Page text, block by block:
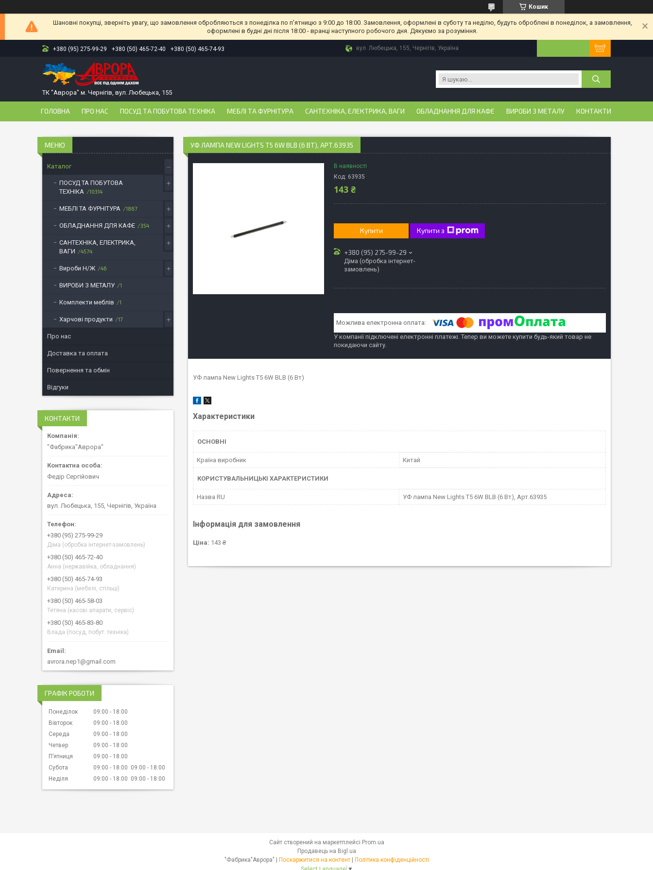
Кошик
Шановні покупці, зверніть увагу, що замовлення обробляються з понеділка по п'ятницю з 9:00 до 18:00. Замовлення, оформлені в суботу та неділю, будуть оброблені в понеділок, а замовлення,
оформлені в будні дні після 18:00 - вранці наступного робочого дня. Дякуємо за розуміння.
+380 (95) 275-99-29 +380 (50) 465-72-40 +380 (50) 465-74-93 вул. Любецька, 155, Чернігів, Україна
ТК "Аврора" м. Чернігів, вул. Любецька, 155
ГОЛОВНА ПРО НАС ПОСУД ТА ПОБУТОВА ТЕХНІКА МЕБЛІ ТА ФУРНІТУРА САНТЕХНІКА, ЕЛЕКТРИКА, ВАГИ ОБЛАДНАННЯ ДЛЯ КАФЕ ВИРОБИ З МЕТАЛУ КОНТАКТИ
УФ ЛАМПА NEW LIGHTS T5 6W BLB (6 ВТ), АРТ.63935
В наявності
Код: 63935
143 ₴
Купити Купити з
+380 (95) 275-99-29
Діма (обробка інтернет-
замовлень)
У компанії підключені електронні платежі. Тепер ви можете купити будь-який товар не
покидаючи сайту.
УФ лампа New Lights T5 6W BLB (6 Вт)
Характеристики
ОСНОВНІ
Країна виробник Китай
КОРИСТУВАЛЬНИЦЬКІ ХАРАКТЕРИСТИКИ
Назва RU УФ лампа New Lights T5 6W BLB (6 Вт), Арт.63935
Інформація для замовлення
Ціна: 143 ₴
Каталог
ПОСУД ТА ПОБУТОВА
ТЕХНІКА
10314
МЕБЛІ ТА ФУРНІТУРА 1867
ОБЛАДНАННЯ ДЛЯ КАФЕ 354
САНТЕХНІКА, ЕЛЕКТРИКА,
ВАГИ
4574
Вироби Н/Ж 46
ВИРОБИ З МЕТАЛУ 1
Комплекти меблів 1
Харчові продукти 17
Про нас
Доставка та оплата
Повернення та обмін
Відгуки
КОНТАКТИ
"Фабрика"Аврора"
Федір Сергійович
вул. Любецька, 155, Чернігів, Україна
+380 (95) 275-99-29
Діма (обробка інтернет-замовлень)
+380 (50) 465-72-40
Анна (нержавійка, обладнання)
+380 (50) 465-74-93
Катерина (мебелі, стільці)
+380 (50) 465-58-03
Тетяна (касові апарати, сервіс)
+380 (50) 465-83-80
Влада (посуд, побут. техніка)
avrora.nep1@gmail.com
ГРАФІК РОБОТИ
Понеділок 09:00
18:00
Вівторок
09:00
18:00
Середа
09:00
18:00
Четвер
09:00
18:00
Пʼятниця
09:00
18:00
Субота
09:00 18:00 09:00
18:00
Неділя
09:00 18:00 09:00 18:00
Сайт створений на маркетплейсі Prom.ua
Продавець на Bigl.ua
Поскаржитися на контент
Політика конфіденційності